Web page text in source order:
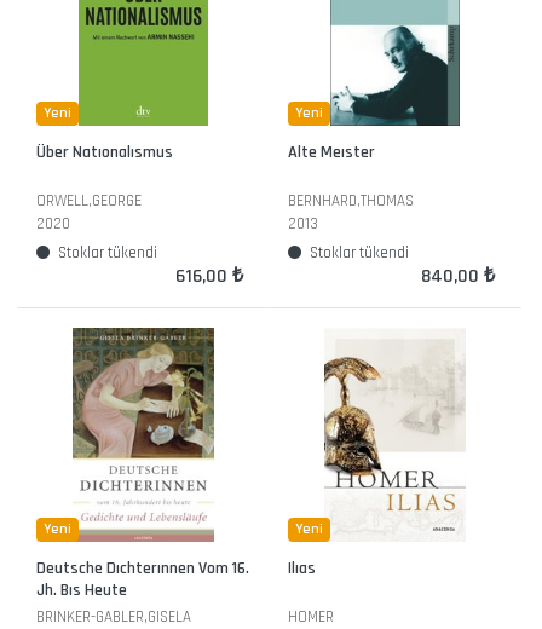
Yeni
Über Natıonalısmus
ORWELL,GEORGE
2020
Stoklar tükendi
616,00 ₺
Yeni
Alte Meıster
BERNHARD,THOMAS
2013
Stoklar tükendi
840,00 ₺
Yeni
Deutsche Dıchterınnen Vom 16.
Jh. Bıs Heute
BRINKER-GABLER,GISELA
Yeni
Ilıas
HOMER